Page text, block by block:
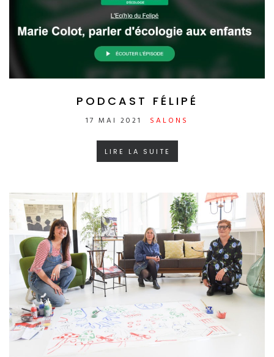
PODCAST FÉLIPÉ
17 MAI 2021 SALONS
LIRE LA SUITE